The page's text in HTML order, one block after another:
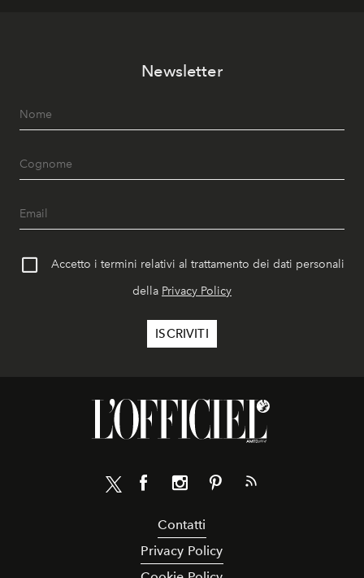
Newsletter
Accetto i termini relativi al trattamento dei dati personali
della Privacy Policy
Contatti
Privacy Policy